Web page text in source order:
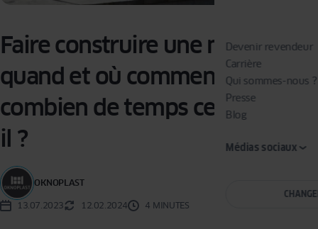
Devenir revendeur
Carrière
Qui sommes-nous ?
Presse
Blog
Médias sociaux
Faire construire une maison –
quand et où commencer,
combien de temps cela prend-
il ?
OKNOPLAST
13.07.2023 12.02.2024 4 MINUTES